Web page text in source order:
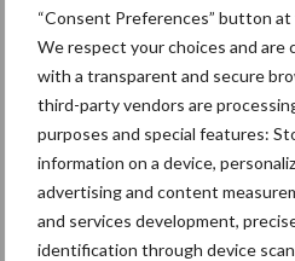
“Consent Preferences” button
We respect your choices and
with a transparent and secure
third-party vendors are
purposes and special features:
information on a device,
advertising and content
and services development,
identification through device
Coronavirus
Toon